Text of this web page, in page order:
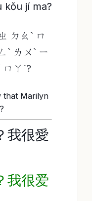
kǒu jí ma?
ㄉㄠˋ ㄇ
ˋ ㄌㄨˋ ㄧ
ㄇㄚ˙?
that Marilyn
我很愛
我很爱